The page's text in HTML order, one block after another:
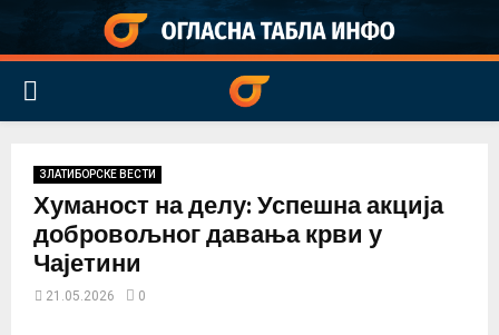
PRIMARY
ЗЛАТИБОРСКЕ ВЕСТИ
Хуманост на делу: Успешна акција
добровољног давања крви у
Чајетини
21.05.2026 0